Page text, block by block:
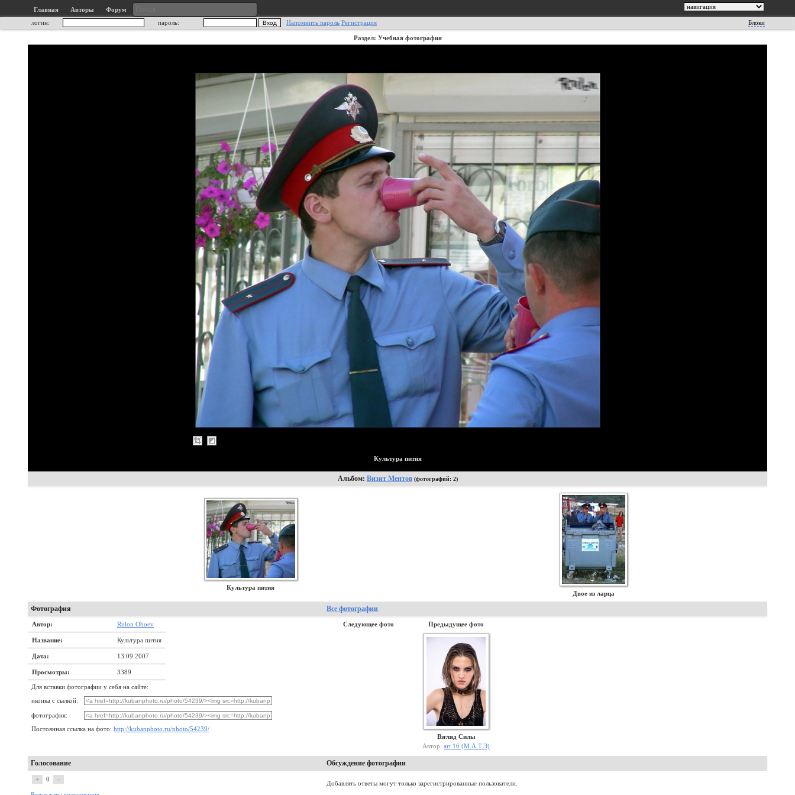
Главная Авторы
Форум
логин:
пароль: Напомнить пароль Регистрация Блоки
Раздел: Учебная фотография
Культура пития
Альбом: Визит Ментов (фотографий: 2)
Культура пития
Двое из ларца
Фотография Все фотографии
Автор: Rulon Oboev
Название: Культура пития
Дата: 13.09.2007
Просмотры: 3389
Для вставки фотографии у себя на сайте:
иконка с сылкой:
фотография:
Постоянная ссылка на фото: http://kubanphoto.ru/photo/54239/
Следующее фото Предыдущее фото
Взгляд Силы
Автор: art 16 (М.А.Т.Э)
Голосование Обсуждение фотографии
+ 0 –
Добавлять ответы могут только зарегистрированные пользователи.